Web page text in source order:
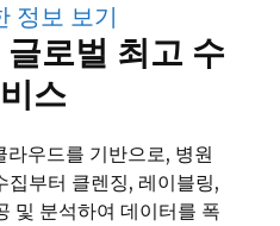
정보 보기
로벌 최고 수
스
우드를 기반으로, 병원
집부터 클렌징, 레이블링,
및 분석하여 데이터를 폭